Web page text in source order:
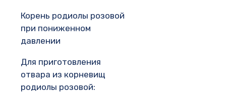
Корень родиолы розовой
при пониженном
давлении
Для приготовления
отвара из корневищ
родиолы розовой: